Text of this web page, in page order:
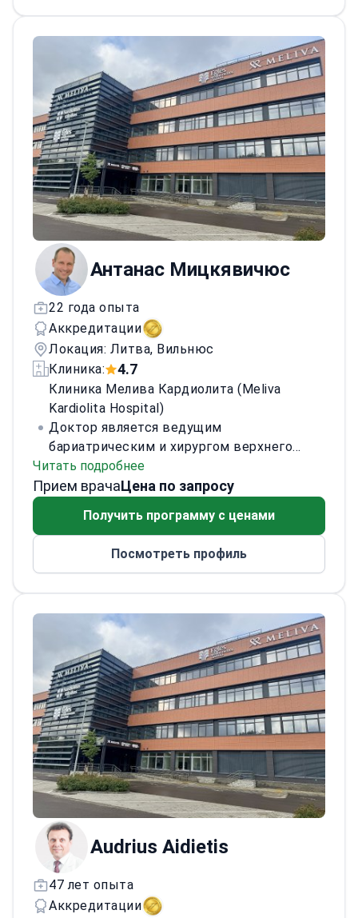
общества по эндопротезированию
суставов.
Антанас Мицкявичюс
22 года опыта
Аккредитации
Локация: Литва, Вильнюс
Клиника:
4.7
Клиника Мелива Кардиолита (Meliva
Kardiolita Hospital)
Доктор является ведущим
бариатрическим и хирургом верхнего
отдела ЖКТ в больнице Кауно Клинкос
Литовского университета медицинских
хирургом в Королевской университетской
Специализируясь на лапароскопической и
нескольких престижных обществ,
включая Литовское общество
бариатрической и метаболической
хирургии и Международную федерацию
хирургии ожирения. Первоначально
обучался в Швеции и Великобритании,
доктор выполняет процедуры, такие как
желудочное шунтирование и
гастропластика, используя передовое
лапароскопическое оборудование.<\/p>
Читать подробнее
Прием врачаЦена по запросу
Получить программу с ценами
Посмотреть профиль
Audrius Aidietis
47 лет опыта
Аккредитации